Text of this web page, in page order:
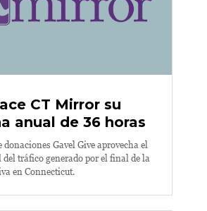
CT Mirror su
anual de 36 horas
donaciones Gavel Give aprovecha el
del tráfico generado por el final de la
en Connecticut.